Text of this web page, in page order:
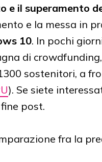
e il superamento
e la messa in
10. In pochi
di
sostenitori, a
). Se siete
post.
fra la